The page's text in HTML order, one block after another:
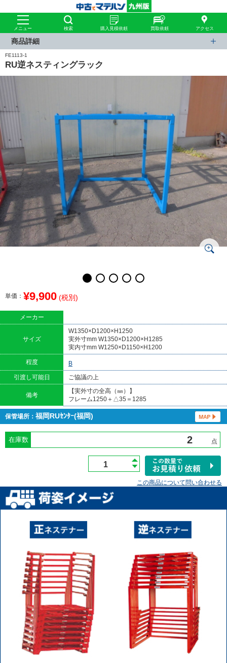
メニュー 検索 購入見積依頼 買取依頼 アクセス
商品詳細
FE1113-1
RU逆ネスティングラック
単価： ¥9,900 (税別)
メーカー
サイズ
W1350×D1200×H1250
実外寸mm W1350×D1200×H1285
実内寸mm W1250×D1150×H1200
程度
B
引渡し可能日
ご協議の上
備考
【実外寸の全高（㎜）】
フレーム1250＋△35＝1285
保管場所： 福岡RUｾﾝﾀｰ(福岡)
在庫数 点
この商品について問い合わせる